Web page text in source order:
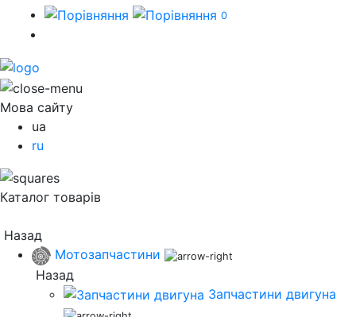
0
Мова сайту
ua
ru
Каталог товарів
Назад
Мотозапчастини
Назад
Запчастини двигуна